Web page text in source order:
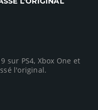
sur PS4, Xbox One et
l'original.